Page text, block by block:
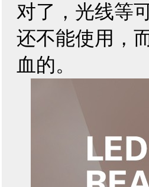
对了，光线等
还不能使用，
血的。